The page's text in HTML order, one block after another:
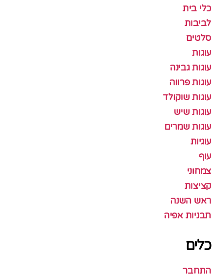
כלי בית
לביבות
סלטים
עוגות
עוגות גבינה
עוגות פרווה
עוגות שוקולד
עוגות שיש
עוגות שמרים
עוגיות
עוף
צמחוני
קציצות
ראש השנה
תבניות אפיה
כלים
התחבר